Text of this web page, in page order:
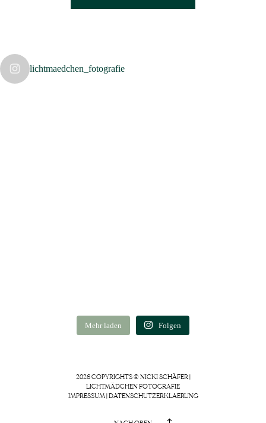
lichtmaedchen_fotografie
Mehr laden Folgen
2026 COPYRIGHTS © NICKI SCHÄFER |
LICHTMÄDCHEN FOTOGRAFIE
IMPRESSUM| DATENSCHUTZERKLAERUNG